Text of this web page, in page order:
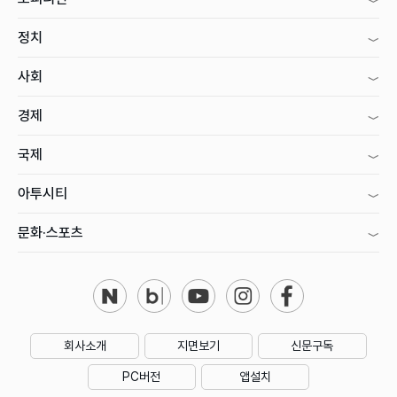
정치
사회
경제
국제
아투시티
문화·스포츠
회사소개 지면보기 신문구독
PC버전 앱설치